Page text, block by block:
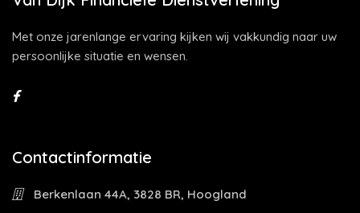
Met onze jarenlange ervaring kijken wij vakkundig naar uw
persoonlijke situatie en wensen.
Contactinformatie
Berkenlaan 44A, 3828 BR, Hoogland